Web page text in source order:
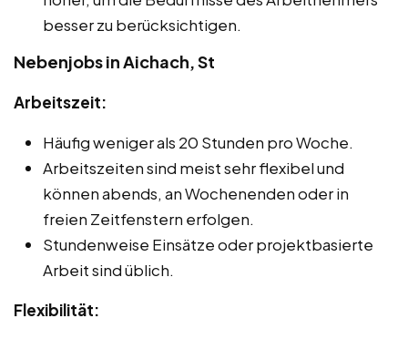
besser zu berücksichtigen.
Nebenjobs in Aichach, St
Arbeitszeit:
Häufig weniger als 20 Stunden pro Woche.
Arbeitszeiten sind meist sehr flexibel und
können abends, an Wochenenden oder in
freien Zeitfenstern erfolgen.
Stundenweise Einsätze oder projektbasierte
Arbeit sind üblich.
Flexibilität: